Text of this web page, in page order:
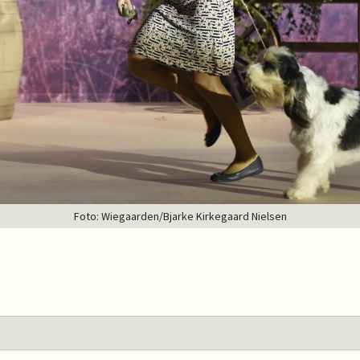
Foto: Wiegaarden/Bjarke Kirkegaard Nielsen